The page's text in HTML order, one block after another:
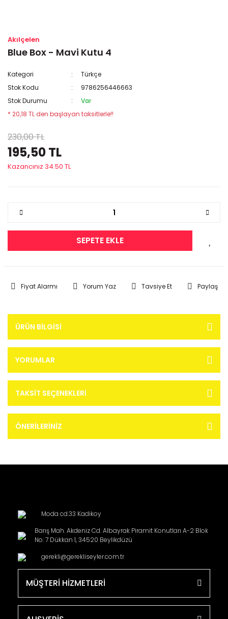
Akılçelen
Blue Box - Mavi Kutu 4
Kategori
Türkçe
Stok Kodu
9786256446663
Stok Durumu
Var
* 20,18 TL den başlayan taksitlerle!!
230,00 TL
195,50 TL
Kazancınız 34.50 TL
SEPETE EKLE
Fiyat Alarmı Yorum Yaz Tavsiye Et Paylaş
ÜRÜN BILGISI
YORUMLAR
TAKSIT SEÇENEKLERI
ÖNERILERINIZ
Moda cd.33 Kadikoy
Barış Mah. Akdeniz Cd. Albayrak Piramit Konutları A-2 Blok
No: 7 Dükkan 1, 34520 Beylikdüzü
gerekli@gerekliseyler.com.tr
MÜŞTERİ HİZMETLERİ